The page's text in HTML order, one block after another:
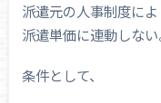
派遣元の人事制度に
派遣単価に連動しな
条件として、